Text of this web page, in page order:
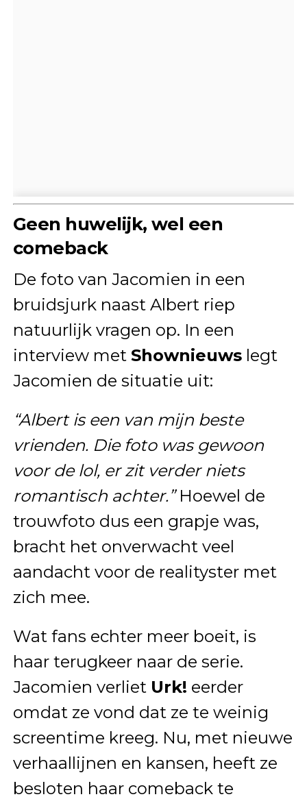
Geen huwelijk, wel een
comeback
De foto van Jacomien in een
bruidsjurk naast Albert riep
natuurlijk vragen op. In een
interview met Shownieuwslegt
Jacomien de situatie uit:
“Albert is een van mijn beste
vrienden. Die foto was gewoon
voor de lol, er zit verder niets
romantisch achter.”Hoewel de
trouwfoto dus een grapje was,
bracht het onverwacht veel
aandacht voor de realityster met
zich mee.
Wat fans echter meer boeit, is
haar terugkeer naar de serie.
Jacomien verliet Urk! eerder
omdat ze vond dat ze te weinig
screentime kreeg. Nu, met nieuwe
verhaallijnen en kansen, heeft ze
besloten haar comeback te